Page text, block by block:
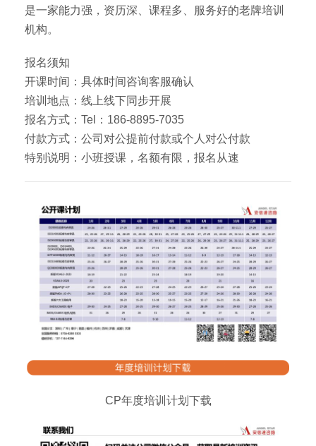
是一家能力强，资历深、课程多、服务好的老牌培训
机构。
报名须知
开课时间：具体时间咨询客服确认
培训地点：线上线下同步开展
报名方式：Tel：186-8895-7035
付款方式：公司对公提前付款或个人对公付款
特别说明：小班授课，名额有限，报名从速
CP年度培训计划下载